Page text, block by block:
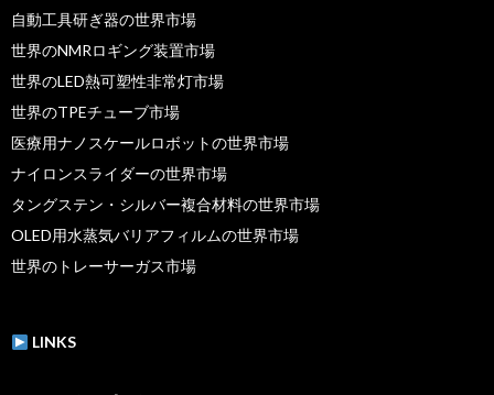
自動工具研ぎ器の世界市場
世界のNMRロギング装置市場
世界のLED熱可塑性非常灯市場
世界のTPEチューブ市場
医療用ナノスケールロボットの世界市場
ナイロンスライダーの世界市場
タングステン・シルバー複合材料の世界市場
OLED用水蒸気バリアフィルムの世界市場
世界のトレーサーガス市場
LINKS